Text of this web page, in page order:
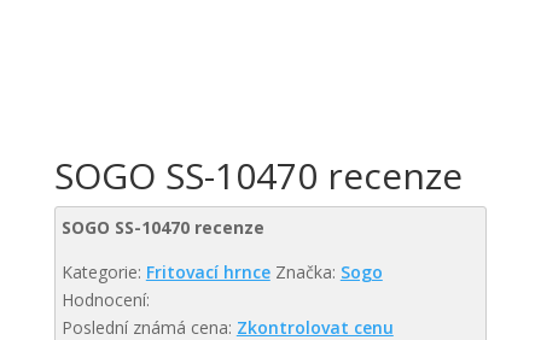
SOGO SS-10470 recenze
SOGO SS-10470 recenze
Kategorie: Fritovací hrnce Značka: Sogo
Hodnocení:
Poslední známá cena: Zkontrolovat cenu